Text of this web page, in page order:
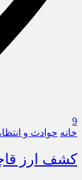
9
خانه حوادث و
کشف ارز